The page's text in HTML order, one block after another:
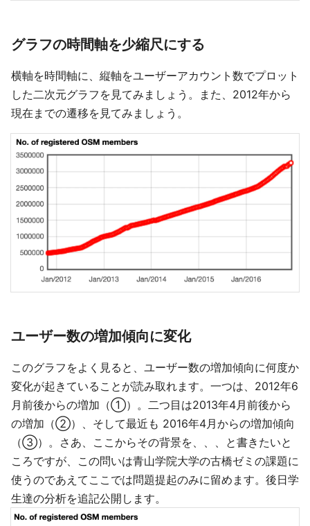
グラフの時間軸を少縮尺にする
横軸を時間軸に、縦軸をユーザーアカウント数でプロット
した二次元グラフを見てみましょう。また、2012年から
現在までの遷移を見てみましょう。
ユーザー数の増加傾向に変化
このグラフをよく見ると、ユーザー数の増加傾向に何度か
変化が起きていることが読み取れます。一つは、2012年6
月前後からの増加（①）。二つ目は2013年4月前後から
の増加（②）、そして最近も 2016年4月からの増加傾向
（③）。さあ、ここからその背景を、、、と書きたいと
ころですが、この問いは青山学院大学の古橋ゼミの課題に
使うのであえてここでは問題提起のみに留めます。後日学
生達の分析を追記公開します。